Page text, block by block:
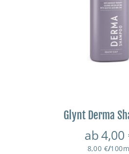
Glynt Derma
ab4,00
8,00 €/100